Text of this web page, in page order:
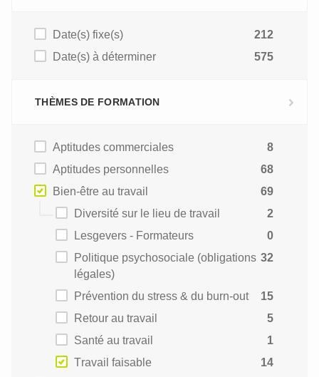
Date(s) fixe(s)
212
Date(s) à déterminer
575
THÈMES DE FORMATION
Aptitudes commerciales
8
Aptitudes personnelles
68
Bien-être au travail
69
Diversité sur le lieu de travail
2
Lesgevers - Formateurs
0
Politique psychosociale (obligations
légales)
32
Prévention du stress & du burn-out
15
Retour au travail
5
Santé au travail
1
Travail faisable
14